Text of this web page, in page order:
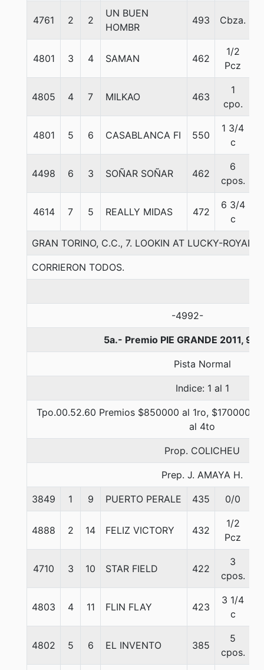
4761 2 2
UN BUEN
HOMBR
493 Cbza.
4801 3 4 SAMAN 462
1/2
Pcz
4805 4 7 MILKAO 463
1
cpo.
4801 5 6 CASABLANCA FI 550
1 3/4
c
4498 6 3 SOÑAR SOÑAR 462
6
cpos.
4614 7 5 REALLY MIDAS 472
6 3/4
c
GRAN TORINO, C.C., 7. LOOKIN AT LUCKY-
CORRIERON TODOS.
-4992-
5a.- Premio PIE GRANDE 2011,
Pista Normal
Indice: 1 al 1
Tpo.00.52.60 Premios $850000 al 1ro, $170000
al 4to
Prop. COLICHEU
Prep. J. AMAYA H.
3849 1 9 PUERTO PERALE 435 0/0
4888 2 14 FELIZ VICTORY 432
1/2
Pcz
4710 3 10 STAR FIELD 422
3
cpos.
4803 4 11 FLIN FLAY 423
3 1/4
c
4802 5 6 EL INVENTO 385
5
cpos.